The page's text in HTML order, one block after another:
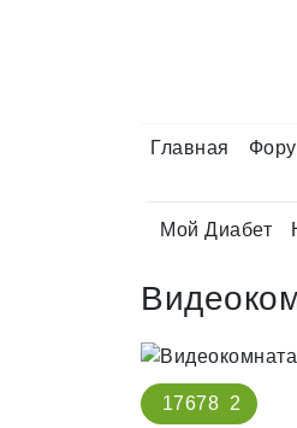
Главная
Мой Диабет
17678 2